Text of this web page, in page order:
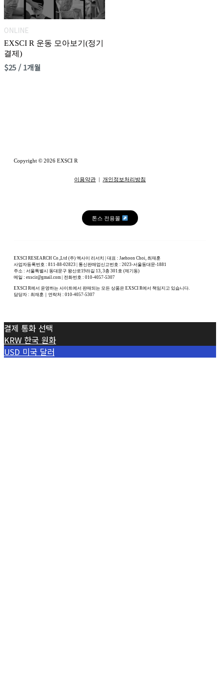
ONLINE
EXSCI R 운동 모아보기(정기
결제)
$25 / 1개월
Copyright © 2026 EXSCI R
이용약관 개인정보처리방침
톤스 전용몰
EXSCI RESEARCH Co.,Ltd (주) 엑사이 리서치 | 대표 : Jaehoon Choi, 최재훈
사업자등록번호 : 811-88-02823 | 통신판매업신고번호 : 2023-서울동대문-1881
주소 : 서울특별시 동대문구 왕산로19라길 13, 3층 301호 (제기동)
메일 : exscir@gmail.com | 전화번호 : 010-4057-5307
EXSCI R에서 운영하는 사이트에서 판매되는 모든 상품은 EXSCI R에서 책임지고 있습니다.
담당자 : 최재훈｜연락처 : 010-4057-5307
결제 통화 선택
KRW 한국 원화
USD 미국 달러